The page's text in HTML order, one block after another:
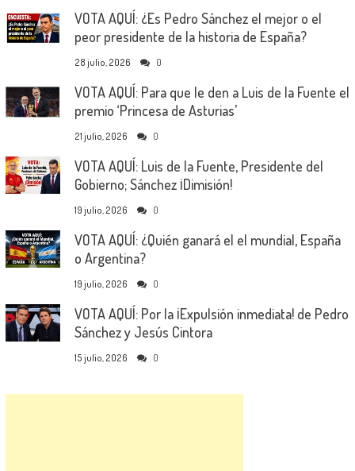
VOTA AQUÍ: ¿Es Pedro Sánchez el mejor o el
peor presidente de la historia de España?
28 julio, 2026 0
VOTA AQUÍ: Para que le den a Luis de la Fuente el
premio ‘Princesa de Asturias’
21 julio, 2026 0
VOTA AQUÍ: Luis de la Fuente, Presidente del
Gobierno; Sánchez ¡Dimisión!
19 julio, 2026 0
VOTA AQUÍ: ¿Quién ganará el el mundial, España
o Argentina?
19 julio, 2026 0
VOTA AQUÍ: Por la ¡Expulsión inmediata! de Pedro
Sánchez y Jesús Cintora
15 julio, 2026 0